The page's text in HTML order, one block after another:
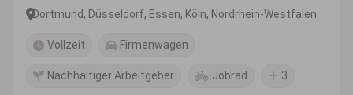
Dortmund, Düsseldorf, Essen, Köln, Nordrhein-Westfalen
Vollzeit Firmenwagen
Nachhaltiger Arbeitgeber Jobrad 3